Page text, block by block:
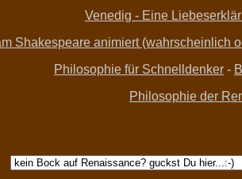
Venedig - Eine
Shakespeare animiert (wahrscheinlich
Philosophie für Schnelldenker -
Philosophie der